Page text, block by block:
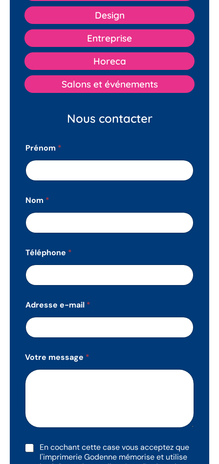
Design
Entreprise
Horeca
Salons et événements
Nous contacter
Prénom *
Nom *
Téléphone *
Adresse e-mail *
Votre message *
R
En cochant cette case vous acceptez que
l'imprimerie Godenne mémorise et utilise